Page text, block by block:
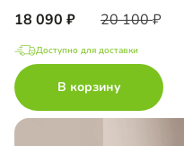
18 090 20 100
Доступно для доставки
В корзину